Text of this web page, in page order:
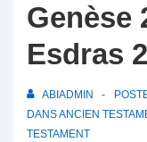
Genèse
Esdras
ABIADMIN
DANSANCIEN
TESTAMENT